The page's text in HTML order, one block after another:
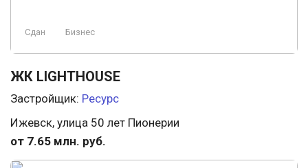
Сдан Бизнес
ЖК LIGHTHOUSE
Застройщик: Ресурс
Ижевск, улица 50 лет Пионерии
от 7.65 млн. руб.